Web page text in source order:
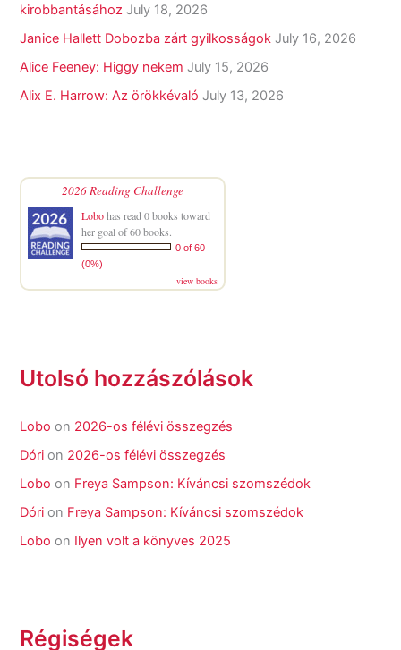
kirobbantásához July 18, 2026
Janice Hallett Dobozba zárt gyilkosságok July 16, 2026
Alice Feeney: Higgy nekem July 15, 2026
Alix E. Harrow: Az örökkévaló July 13, 2026
2026 Reading Challenge
Lobohas read 0 books toward
her goal of 60 books.
0 of 60
(0%)
view books
Utolsó hozzászólások
Lobo on 2026-os félévi összegzés
Dóri on 2026-os félévi összegzés
Lobo on Freya Sampson: Kíváncsi szomszédok
Dóri on Freya Sampson: Kíváncsi szomszédok
Lobo on Ilyen volt a könyves 2025
Régiségek